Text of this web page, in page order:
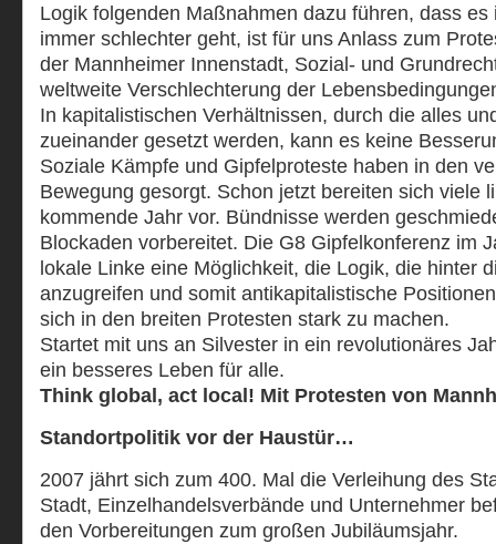
Logik folgenden Maßnahmen dazu führen, dass
immer schlechter geht, ist für uns Anlass zum
der Mannheimer Innenstadt, Sozial- und
weltweite Verschlechterung der
In kapitalistischen Verhältnissen, durch die alles
zueinander gesetzt werden, kann es keine
Soziale Kämpfe und Gipfelproteste haben in den
Bewegung gesorgt. Schon jetzt bereiten sich viele
kommende Jahr vor. Bündnisse werden
Blockaden vorbereitet. Die G8 Gipfelkonferenz im
lokale Linke eine Möglichkeit, die Logik, die hinter
anzugreifen und somit antikapitalistische
sich in den breiten Protesten stark zu machen.
Startet mit uns an Silvester in ein revolutionäres
ein besseres Leben für alle.
Think global, act local! Mit Protesten von
Standortpolitik vor der Haustür…
2007 jährt sich zum 400. Mal die Verleihung des
Stadt, Einzelhandelsverbände und Unternehmer
den Vorbereitungen zum großen Jubiläumsjahr.